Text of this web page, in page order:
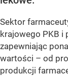
Sektor
krajowego PKB i
zapewniając
wartości – od
produkcji